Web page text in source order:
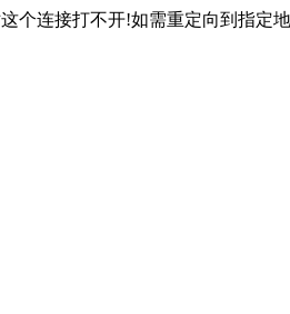
个连接打不开!如需重定向到指定